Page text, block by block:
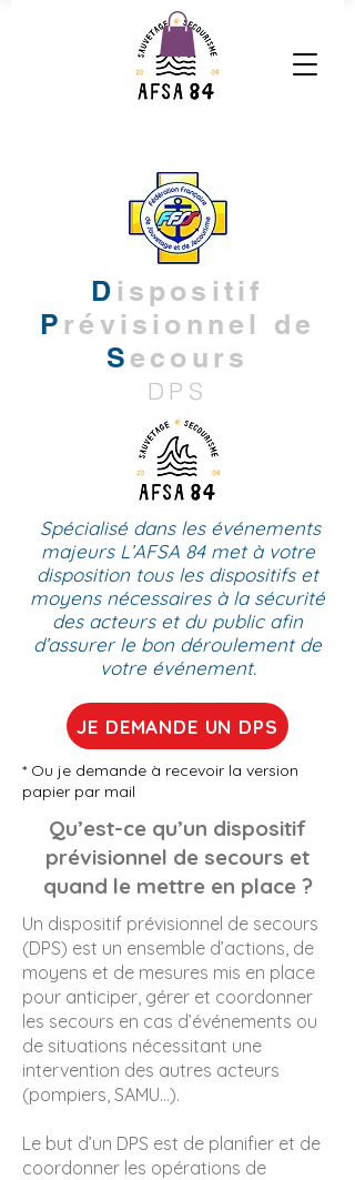
D ispositif
P révisio nnel de
S ecours
DPS
Spécialisé dans les événements
majeurs L’AFSA 84 met à votre
disposition tous les dispositifs et
moyens nécessaires à la sécurité
des acteurs et du public afin
d’assurer le bon déroulement de
votre événement.
JE DEMANDE UN DPS
* Ou je demande à recevoir la version
papier par mail
Qu’est-ce qu’un dispositif
prévisionnel de secours et
quand le mettre en place ?
Un dispositif prévisionnel de secours
(DPS) est un ensemble d’actions, de
moyens et de mesures mis en place
pour anticiper, gérer et coordonner
les secours en cas d’événements ou
de situations nécessitant une
intervention des autres acteurs
(pompiers, SAMU…).
Le but d’un DPS est de planifier et de
coordonner les opérations de